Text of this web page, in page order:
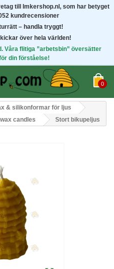
till Imkershop.nl, som har betyget
kundrecensioner
– handla tryggt!
över hela världen!
Våra flitiga ”arbetsbin” översätter
din förståelse!
0
& silikonformar för ljus
candles Stort bikupeljus